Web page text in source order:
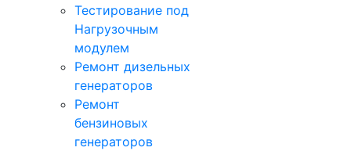
Тестирование под
Нагрузочным
модулем
Ремонт дизельных
генераторов
Ремонт
бензиновых
генераторов